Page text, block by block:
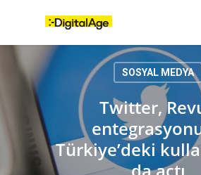
content
SOSYAL MEDYA
Twitter,
Türkiye’deki